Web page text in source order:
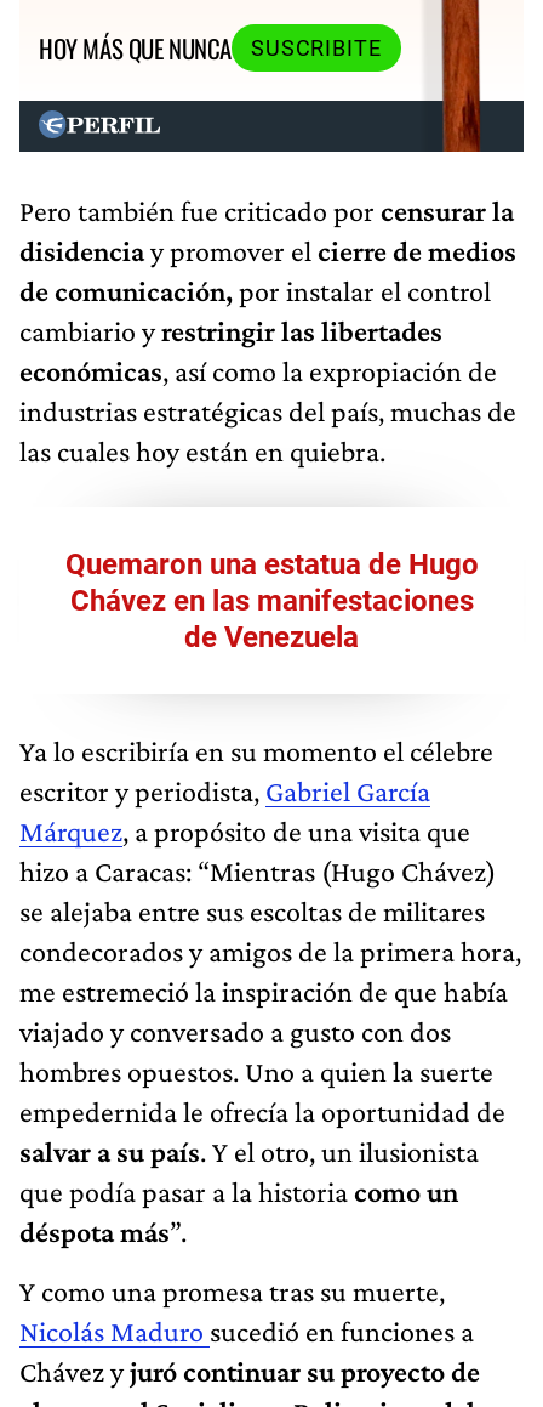
HOY MÁS QUE NUNCA
SUSCRIBITE
Pero también fue criticado por censurar la
disidenciay promover el cierre de medios
de comunicación,por instalar el control
cambiario yrestringir las libertades
económicas, así como la expropiación de
industrias estratégicas del país, muchas de
las cuales hoy están en quiebra.
Quemaron una estatua de Hugo
Chávez en las manifestaciones
de Venezuela
Ya lo escribiría en su momento el célebre
escritor y periodista, Gabriel García
Márquez, a propósito de una visita que
hizo a Caracas: “Mientras (Hugo Chávez)
se alejaba entre sus escoltas de militares
condecorados y amigos de la primera hora,
me estremeció la inspiración de que había
viajado y conversado a gusto con dos
hombres opuestos. Uno a quien la suerte
empedernida le ofrecía la oportunidad de
salvar a su país. Y el otro, un ilusionista
que podía pasar a la historiacomo un
déspota más”.
Y como una promesa tras su muerte,
Nicolás Maduro sucedió en funciones a
Chávez yjuró continuar su proyecto de